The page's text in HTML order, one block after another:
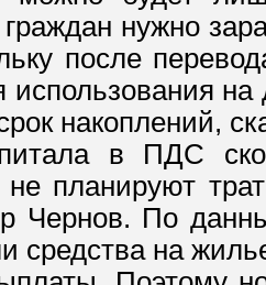
нужно
после
накоплений,
в ПДС
планируют
Чернов. По
средства на